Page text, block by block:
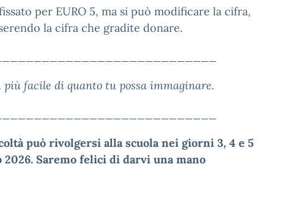
per EURO 5, ma si può modificare la cifra,
la cifra che gradite donare.
facile di quanto tu possa immaginare.
può rivolgersi alla scuola nei giorni 3, 4 e 5
2026. Saremo felici di darvi una mano